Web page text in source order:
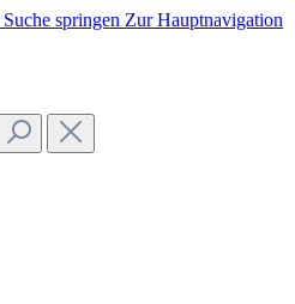
springen Zur Hauptnavigation